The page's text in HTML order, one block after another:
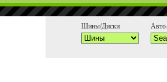
Шины/Диски